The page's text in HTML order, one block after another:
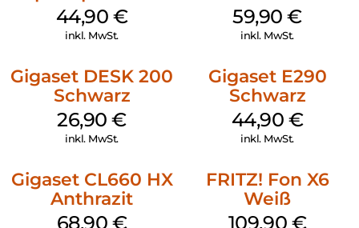
Petrol
44,90 €
inkl. MwSt.
59,90€
inkl. MwSt.
Gigaset DESK 200
Schwarz
26,90€
inkl. MwSt.
Gigaset E290
Schwarz
44,90 €
inkl. MwSt.
Gigaset CL660 HX
Anthrazit
68,90 €
FRITZ! Fon X6
Weiß
109,90 €